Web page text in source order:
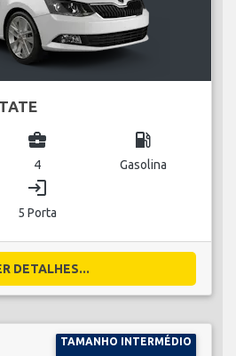
business_center
4
local_gas_station
Gasolina
login
5 Porta
DETALHES...
TAMANHO INTERMÉDIO